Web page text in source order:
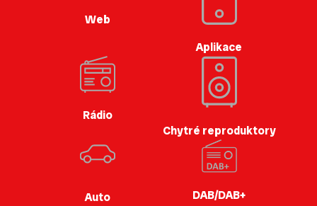
Web
Aplikace
Rádio
Chytré reproduktory
Auto DAB/DAB+